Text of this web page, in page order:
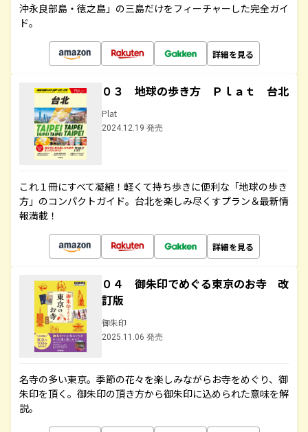
沖永良部島・徳之島」の三島だけをフィーチャーした完全ガイ
ド。
詳細を見る
０３ 地球の歩き方 Ｐｌａｔ 台北
Plat
2024.12.19 発売
これ１冊にすべて凝縮！軽くて持ち歩きに便利な「地球の歩き
方」のコンパクトガイド。台北を楽しみ尽くすプラン＆最新情
報満載！
詳細を見る
０４ 御朱印でめぐる東京のお寺 改
訂版
御朱印
2025.11.06 発売
名寺の多い東京。季節の花々を楽しみながらお寺をめぐり、御
朱印を頂く。御朱印の頂き方から御朱印に込められた意味を解
説。